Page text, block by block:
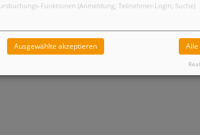
der
Funktionen (Anmeldung, Teilnehmer-Login, Suche)
Ausgewählte akzeptieren